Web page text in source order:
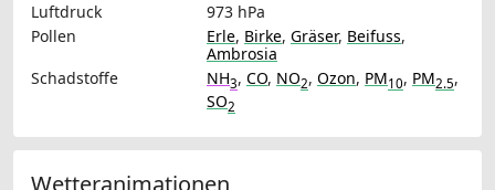
Luftdruck
973 hPa
Pollen
Erle, Birke, Gräser, Beifuss,
Ambrosia
Schadstoffe
NH3, CO, NO2, Ozon, PM10, PM2.5,
SO2